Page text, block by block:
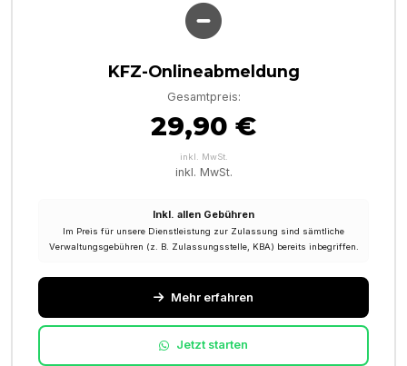
KFZ-Onlineabmeldung
Gesamtpreis:
29,90 €
inkl. MwSt.
inkl. MwSt.
Inkl. allen Gebühren
Im Preis für unsere Dienstleistung zur Zulassung sind sämtliche
Verwaltungsgebühren (z. B. Zulassungsstelle, KBA) bereits inbegriffen.
Mehr erfahren
Jetzt starten